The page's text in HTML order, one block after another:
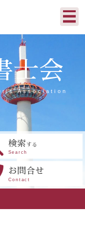
士会
Association
検索 する
Search
お問合せ
Contact